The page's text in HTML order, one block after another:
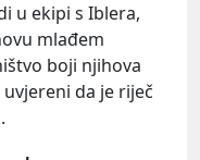
u ekipi s Iblera,
mlađem
boji njihova
da je riječ